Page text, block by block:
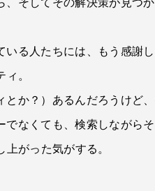
そしてその解決策が見つ
る人たちには、もう感謝し
。
とか？）あるんだろうけど
でなくても、検索しながら
がった気がする。